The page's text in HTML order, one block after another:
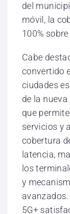
del
móvil, la
100%
Cabe
convertido
ciudades
de la nueva
que
servicios y
cobertura
latencia,
los
y
5G+